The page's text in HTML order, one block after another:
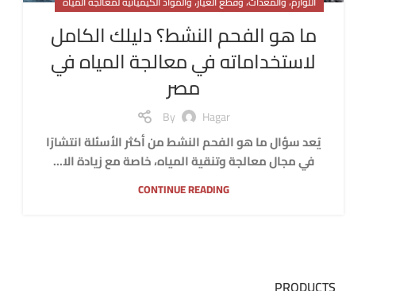
ما هو الفحم النشط؟ دليلك الكامل
لاستخداماته في معالجة المياه في
مصر
By Hagar
يُعد سؤال ما هو الفحم النشط من أكثر الأسئلة انتشارًا
في مجال معالجة وتنقية المياه، خاصة مع زيادة الا...
CONTINUE READING